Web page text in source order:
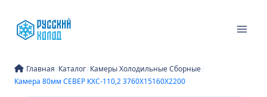
содержимому
Главная/Каталог/Камеры Холодильные Сборные/
Камера 80мм СЕВЕР КХС-110,2 3760Х15160Х2200